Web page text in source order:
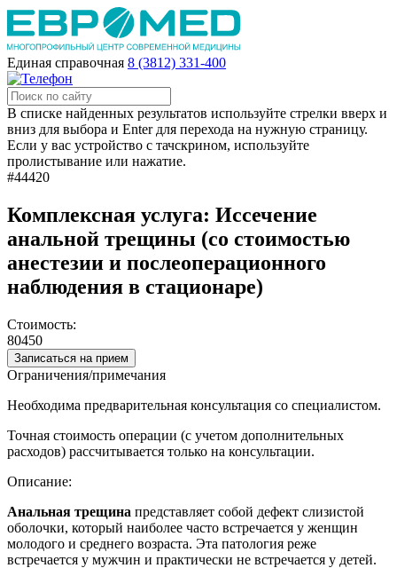
Единая справочная 8 (3812) 331-400
В списке найденных результатов используйте стрелки вверх и
вниз для выбора и Enter для перехода на нужную страницу.
Если у вас устройство с тачскрином, используйте
пролистывание или нажатие.
#44420
Комплексная услуга: Иссечение
анальной трещины (со стоимостью
анестезии и послеоперационного
наблюдения в стационаре)
Стоимость:
80450
Записаться на прием
Ограничения/примечания
Необходима предварительная консультация со специалистом.
Точная стоимость операции (с учетом дополнительных
расходов) рассчитывается только на консультации.
Описание:
Анальная трещина представляет собой дефект слизистой
оболочки, который наиболее часто встречается у женщин
молодого и среднего возраста. Эта патология реже
встречается у мужчин и практически не встречается у детей.